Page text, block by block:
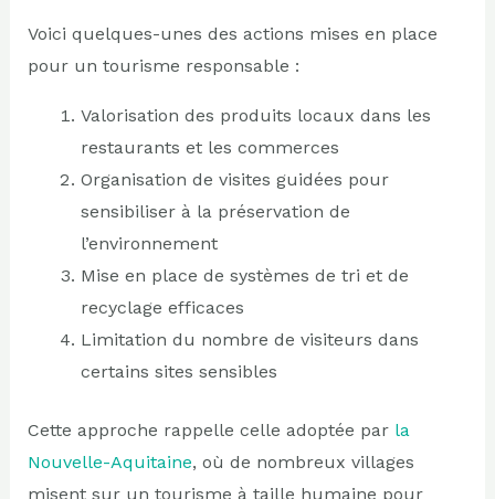
Voici quelques-unes des actions mises en place
pour un tourisme responsable :
Valorisation des produits locaux dans les
restaurants et les commerces
Organisation de visites guidées pour
sensibiliser à la préservation de
l’environnement
Mise en place de systèmes de tri et de
recyclage efficaces
Limitation du nombre de visiteurs dans
certains sites sensibles
Cette approche rappelle celle adoptée par la
Nouvelle-Aquitaine, où de nombreux villages
misent sur un tourisme à taille humaine pour